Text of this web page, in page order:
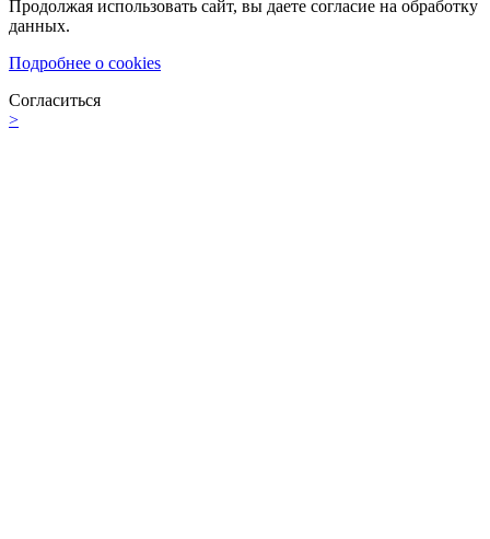
Продолжая использовать сайт, вы даете согласие на обработку
данных.
Подробнее о cookies
Согласиться
>